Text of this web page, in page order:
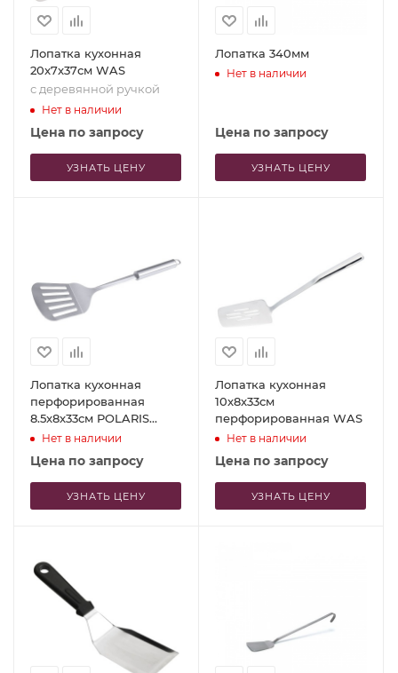
Лопатка кухонная
20x7x37см WAS
с деревянной ручкой
Нет в наличии
Цена по запросу
УЗНАТЬ ЦЕНУ
Лопатка 340мм
Нет в наличии
Цена по запросу
УЗНАТЬ ЦЕНУ
Лопатка кухонная
перфорированная
8.5x8x33см POLARIS
Contacto
Нет в наличии
Цена по запросу
УЗНАТЬ ЦЕНУ
Лопатка кухонная
10x8x33см
перфорированная WAS
Нет в наличии
Цена по запросу
УЗНАТЬ ЦЕНУ